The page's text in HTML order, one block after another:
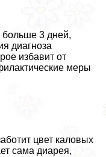
больше 3 дней,
диагноза
избавит от
меры
цвет каловых
сама диарея,